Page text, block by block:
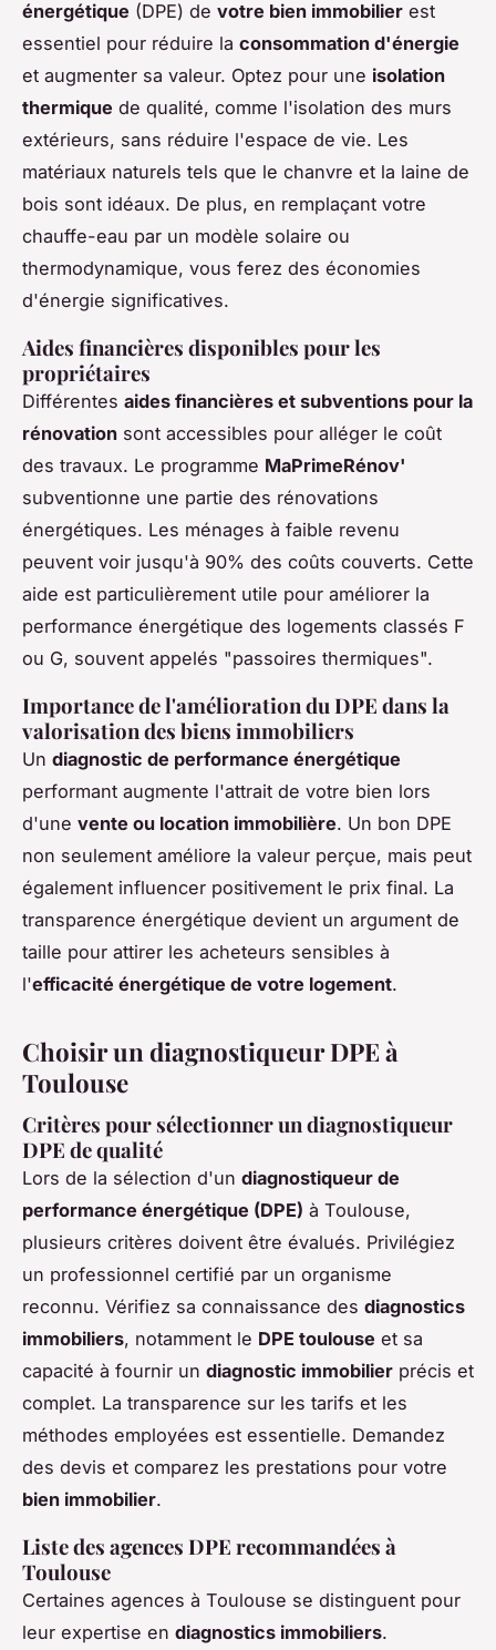
énergétique (DPE) de votre bien immobilier est
essentiel pour réduire la consommation d'énergie
et augmenter sa valeur. Optez pour une isolation
thermique de qualité, comme l'isolation des murs
extérieurs, sans réduire l'espace de vie. Les
matériaux naturels tels que le chanvre et la laine de
bois sont idéaux. De plus, en remplaçant votre
chauffe-eau par un modèle solaire ou
thermodynamique, vous ferez des économies
d'énergie significatives.
Aides financières disponibles pour les
propriétaires
Différentes aides financières et subventions pour la
rénovation sont accessibles pour alléger le coût
des travaux. Le programme MaPrimeRénov'
subventionne une partie des rénovations
énergétiques. Les ménages à faible revenu
peuvent voir jusqu'à 90% des coûts couverts. Cette
aide est particulièrement utile pour améliorer la
performance énergétique des logements classés F
ou G, souvent appelés "passoires thermiques".
Importance de l'amélioration du DPE dans la
valorisation des biens immobiliers
Un diagnostic de performance énergétique
performant augmente l'attrait de votre bien lors
d'une vente ou location immobilière. Un bon DPE
non seulement améliore la valeur perçue, mais peut
également influencer positivement le prix final. La
transparence énergétique devient un argument de
taille pour attirer les acheteurs sensibles à
l'efficacité énergétique de votre logement.
Choisir un diagnostiqueur DPE à
Toulouse
Critères pour sélectionner un diagnostiqueur
DPE de qualité
Lors de la sélection d'un diagnostiqueur de
performance énergétique (DPE) à Toulouse,
plusieurs critères doivent être évalués. Privilégiez
un professionnel certifié par un organisme
reconnu. Vérifiez sa connaissance des diagnostics
immobiliers, notamment le DPE toulouse et sa
capacité à fournir un diagnostic immobilier précis et
complet. La transparence sur les tarifs et les
méthodes employées est essentielle. Demandez
des devis et comparez les prestations pour votre
bien immobilier.
Liste des agences DPE recommandées à
Toulouse
Certaines agences à Toulouse se distinguent pour
leur expertise en diagnostics immobiliers.